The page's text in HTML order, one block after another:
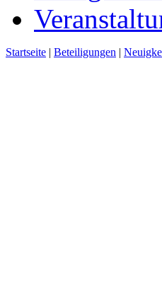
Startseite | Beteiligungen |